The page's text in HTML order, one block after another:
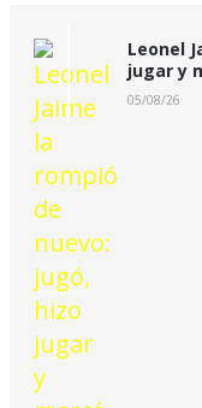
Leonel
jugar y
05/08/26